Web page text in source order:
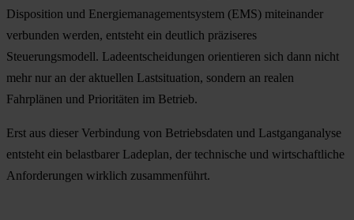
Disposition und Energiemanagementsystem (EMS) miteinander
verbunden werden, entsteht ein deutlich präziseres
Steuerungsmodell. Ladeentscheidungen orientieren sich dann nicht
mehr nur an der aktuellen Lastsituation, sondern an realen
Fahrplänen und Prioritäten im Betrieb.
Erst aus dieser Verbindung von Betriebsdaten und Lastganganalyse
entsteht ein belastbarer Ladeplan, der technische und wirtschaftliche
Anforderungen wirklich zusammenführt.